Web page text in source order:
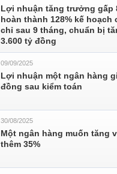
Lợi nhuận tăng trưởng gấp
hoàn thành 128% kế hoạch
chỉ sau 9 tháng, chuẩn bị
3.600 tỷ đồng
09/09/2025
Lợi nhuận một ngân hàng
đồng sau kiểm toán
30/08/2025
Một ngân hàng muốn tăng
thêm 35%